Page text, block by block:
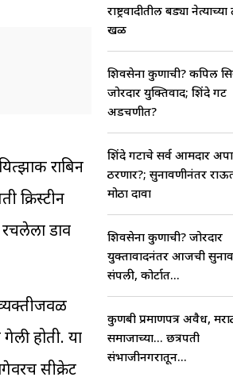
राबिन
क्रिस्टीन
रचलेला डाव
होती. या
सीक्रेट
राष्ट्रवादीतील बड्या
खळ
शिवसेना कुणाची? कपिल
जोरदार युक्तिवाद; शिंदे गट
अडचणीत?
शिंदे गटाचे सर्व आमदार
ठरणार?; सुनावणीनंतर
मोठा दावा
शिवसेना कुणाची? जोरदार
युक्तावादनंतर आजची
संपली, कोर्टात...
कुणबी प्रमाणपत्र अवैध,
समाजाच्या... छत्रपती
संभाजीनगरातून...